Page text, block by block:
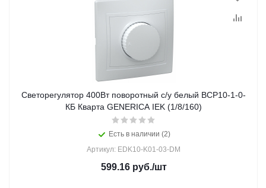
Светорегулятор 400Вт поворотный с/у белый ВСР10-1-0-
КБ Кварта GENERICA IEK (1/8/160)
Есть в наличии (2)
Артикул: EDK10-K01-03-DM
599.16руб./шт